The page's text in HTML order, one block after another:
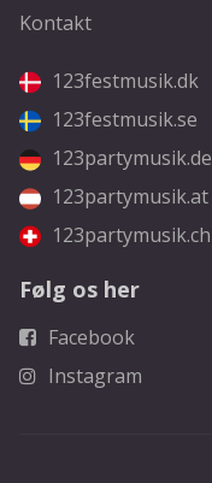
Kontakt
123festmusik.dk
123festmusik.se
123partymusik.de
123partymusik.at
123partymusik.ch
Følg os her
Facebook
Instagram